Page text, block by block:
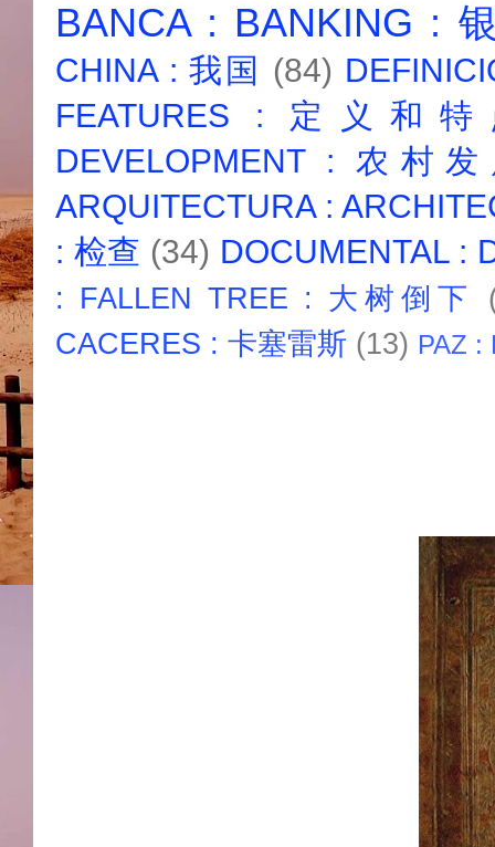
BANCA : BANKING :
CHINA : 我国 (84)
FEATURES : 定义和
DEVELOPMENT : 农村
ARQUITECTURA :
: 检查 (34) DOCUMENTAL :
: FALLEN TREE : 大树倒下
CACERES : 卡塞雷斯 (13) PAZ :